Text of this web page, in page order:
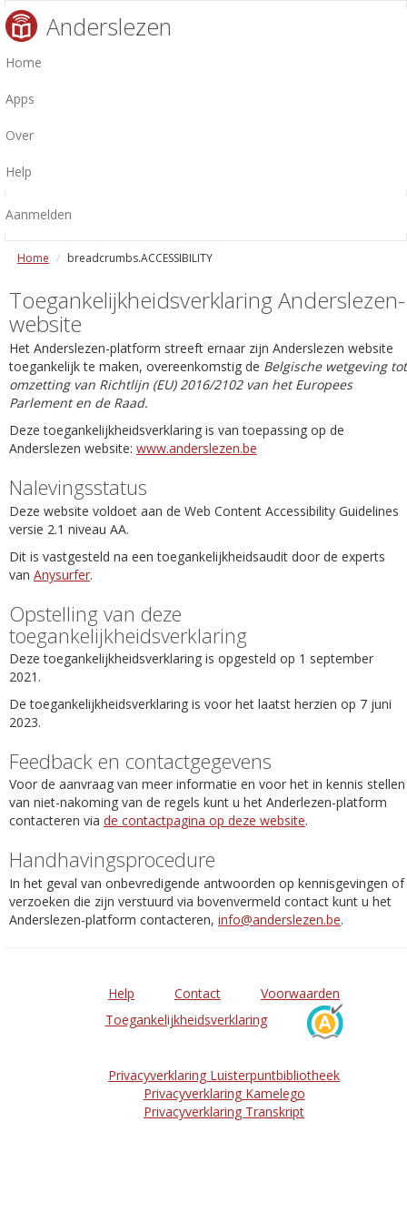
Anderslezen
Home
Apps
Over
Help
Aanmelden
Home breadcrumbs.ACCESSIBILITY
Toegankelijkheidsverklaring Anderslezen-
website
Het Anderslezen-platform streeft ernaar zijn Anderslezen website
toegankelijk te maken, overeenkomstig de Belgische wetgeving tot
omzetting van Richtlijn (EU) 2016/2102 van het Europees
Parlement en de Raad.
Deze toegankelijkheidsverklaring is van toepassing op de
Anderslezen website: www.anderslezen.be
Nalevingsstatus
Deze website voldoet aan de Web Content Accessibility Guidelines
versie 2.1 niveau AA.
Dit is vastgesteld na een toegankelijkheidsaudit door de experts
van Anysurfer.
Opstelling van deze
toegankelijkheidsverklaring
Deze toegankelijkheidsverklaring is opgesteld op 1 september
2021.
De toegankelijkheidsverklaring is voor het laatst herzien op 7 juni
2023.
Feedback en contactgegevens
Voor de aanvraag van meer informatie en voor het in kennis stellen
van niet-nakoming van de regels kunt u het Anderlezen-platform
contacteren via de contactpagina op deze website.
Handhavingsprocedure
In het geval van onbevredigende antwoorden op kennisgevingen of
verzoeken die zijn verstuurd via bovenvermeld contact kunt u het
Anderslezen-platform contacteren, info@anderslezen.be.
Help Contact
Voorwaarden
Toegankelijkheidsverklaring
Privacyverklaring Luisterpuntbibliotheek
Privacyverklaring Kamelego
Privacyverklaring Transkript